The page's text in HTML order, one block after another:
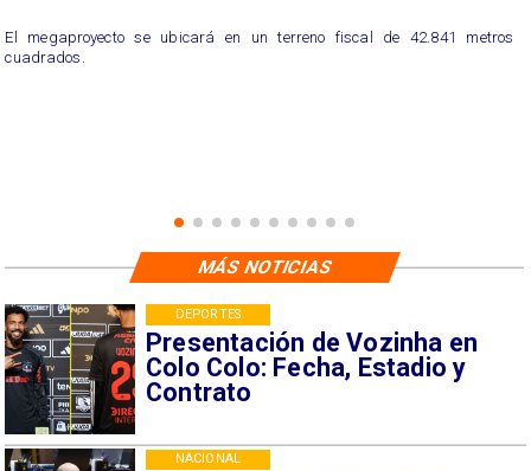
El megaproyecto se ubicará en un terreno fiscal de 42.841 metros
cuadrados.
Presentación de Vozinha en
Colo Colo: Fecha, Estadio y
Contrato
DEPORTES
NACIONAL
MÁS NOTICIAS